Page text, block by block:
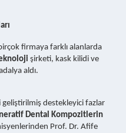
firmaya farklı alanlarda
şirketi, kask kilidi ve
aldı.
destekleyici fazlar
Dental Kompozitlerin
Prof. Dr. Afife